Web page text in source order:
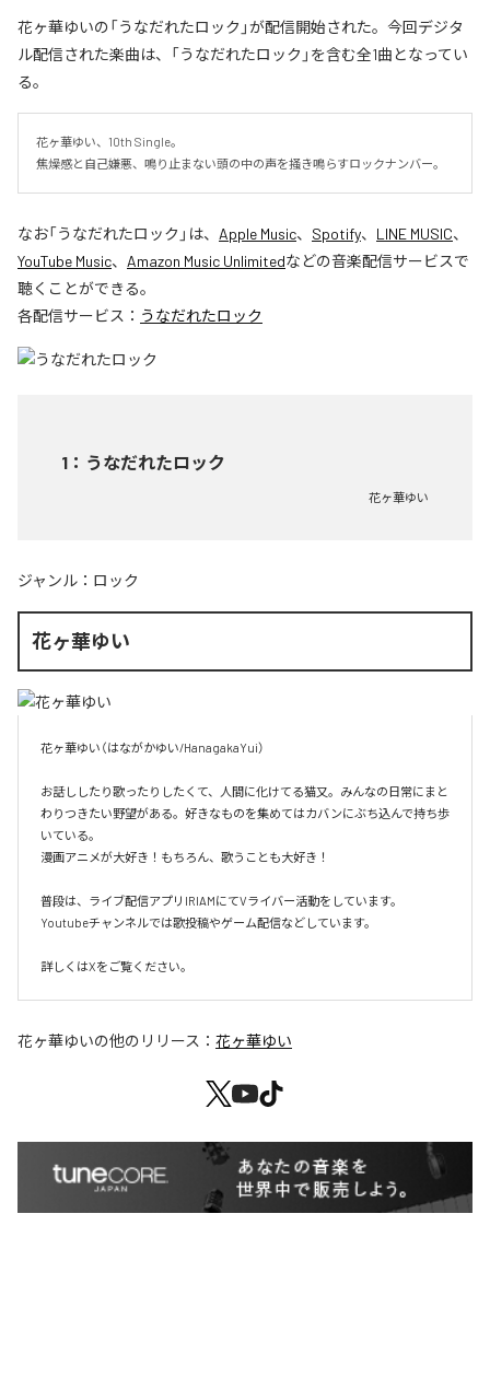
花ヶ華ゆいの「うなだれたロック」が配信開始された。今回デジタ
ル配信された楽曲は、「うなだれたロック」を含む全1曲となってい
る。
花ヶ華ゆい、10th Single。
焦燥感と自己嫌悪、鳴り止まない頭の中の声を掻き鳴らすロックナンバー。
なお「うなだれたロック 」は、 Apple Music、 Spotify、 LINE MUSIC、
YouTube Music、 Amazon Music Unlimitedなどの音楽配信サービスで
聴くことができる。
各配信サービス： うなだれたロック
1 ： うなだれたロック
花ヶ華ゆい
ジャンル： ロック
花ヶ華ゆい
花ヶ華ゆい（はながかゆい/HanagakaYui）
お話ししたり歌ったりしたくて、人間に化けてる猫又。みんなの日常にまと
わりつきたい野望がある。好きなものを集めてはカバンにぶち込んで持ち歩
いている。
漫画アニメが大好き！もちろん、歌うことも大好き！
普段は、ライブ配信アプリIRIAMにてVライバー活動をしています。
Youtubeチャンネルでは歌投稿やゲーム配信などしています。
詳しくはXをご覧ください。
花ヶ華ゆいの他のリリース： 花ヶ華ゆい